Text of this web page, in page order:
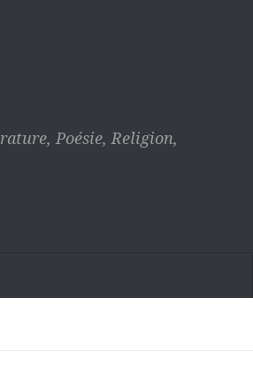
Poésie, Religion,